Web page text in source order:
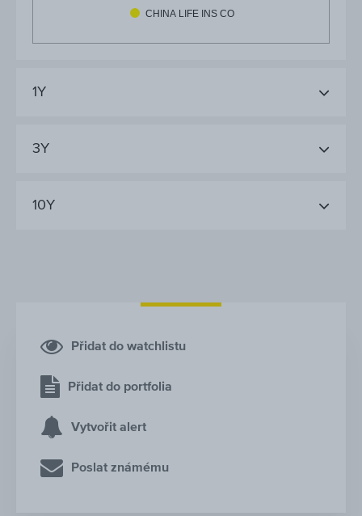
CHINA LIFE INS CO
1Y
3Y
10Y
Přidat do watchlistu
Přidat do portfolia
Vytvořit alert
Poslat známému